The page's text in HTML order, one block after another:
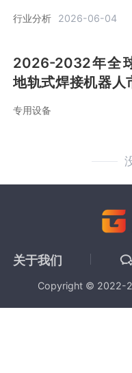
析：全球预计销售
美元[图]
行业分析 2026-06-04
2026-2032年全
地轨式焊接机器人
调查与市场分析预
专用设备
关于我们
Copyright © 2022-